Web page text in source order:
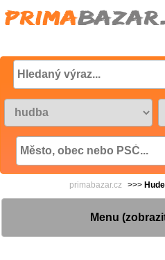
primabazar.cz >>>
Menu